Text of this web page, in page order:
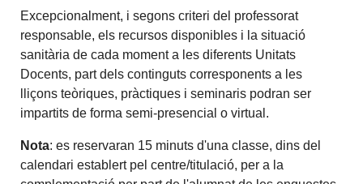
Excepcionalment, i segons criteri del professorat
responsable, els recursos disponibles i la situació
sanitària de cada moment a les diferents Unitats
Docents, part dels continguts corresponents a les
lliçons teòriques, pràctiques i seminaris podran ser
impartits de forma semi-presencial o virtual.
Nota: es reservaran 15 minuts d'una classe, dins del
calendari establert pel centre/titulació, per a la